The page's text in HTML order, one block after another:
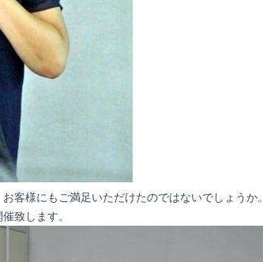
客様にもご満足いただけたのではないでしょうか。
致します。